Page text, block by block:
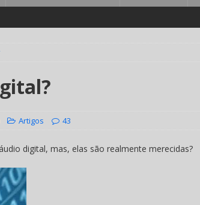
Artigos 43
digital, mas, elas são realmente merecidas?